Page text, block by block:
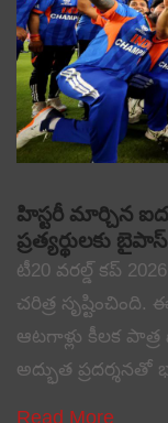
హిస్టరీ మార్చిన
ప్రత్యర్థులకు
టీ20 వరల్డ్ కప్
చరిత్ర
ఆటగాళ్లు కీలక
అద్భుత
Read More